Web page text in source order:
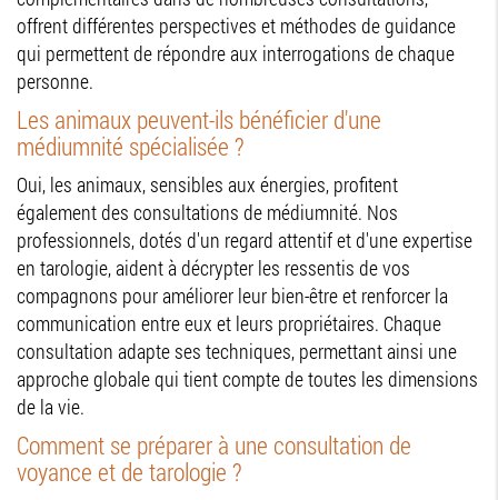
offrent différentes perspectives et méthodes de guidance
qui permettent de répondre aux interrogations de chaque
personne.
Les animaux peuvent-ils bénéficier d'une
médiumnité spécialisée ?
Oui, les animaux, sensibles aux énergies, profitent
également des consultations de médiumnité. Nos
professionnels, dotés d'un regard attentif et d'une expertise
en tarologie, aident à décrypter les ressentis de vos
compagnons pour améliorer leur bien-être et renforcer la
communication entre eux et leurs propriétaires. Chaque
consultation adapte ses techniques, permettant ainsi une
approche globale qui tient compte de toutes les dimensions
de la vie.
Comment se préparer à une consultation de
voyance et de tarologie ?